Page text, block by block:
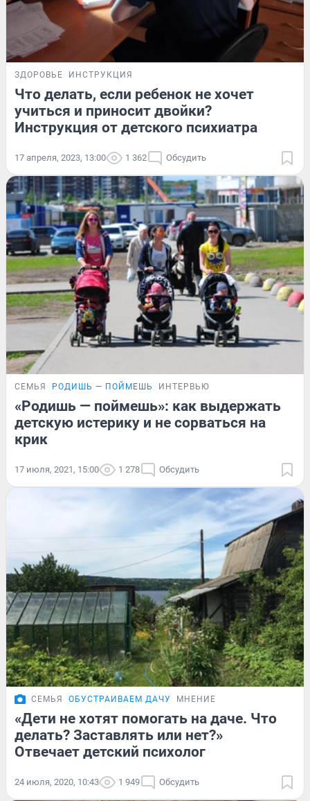
ЗДОРОВЬЕ ИНСТРУКЦИЯ
Что делать, если ребенок не хочет
учиться и приносит двойки?
Инструкция от детского психиатра
17 апреля, 2023, 13:00 1 362 Обсудить
СЕМЬЯ РОДИШЬ — ПОЙМЕШЬ ИНТЕРВЬЮ
«Родишь — поймешь»: как выдержать
детскую истерику и не сорваться на
крик
17 июля, 2021, 15:00 1 278 Обсудить
СЕМЬЯ ОБУСТРАИВАЕМ ДАЧУ МНЕНИЕ
«Дети не хотят помогать на даче. Что
делать? Заставлять или нет?»
Отвечает детский психолог
24 июля, 2020, 10:43 1 949 Обсудить